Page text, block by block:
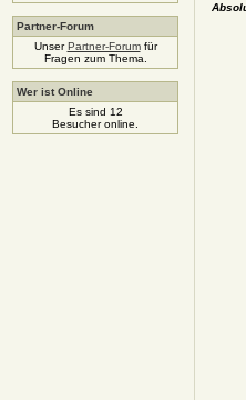
Partner-Forum
UnserPartner-Forumfür
Fragen zum Thema.
Wer ist Online
Es sind 12
Besucher online.